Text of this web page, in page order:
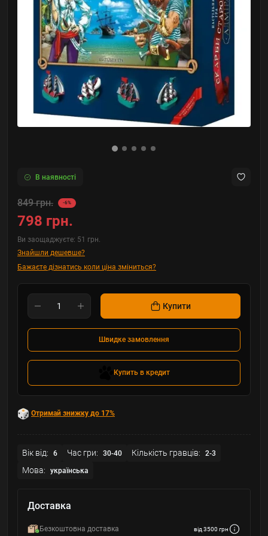
В наявності
849 грн. -6%
798 грн.
Ви заощаджуєте: 51 грн.
Знайшли дешевше?
Бажаєте дізнатись коли ціна зміниться?
Купити
Швидке замовлення
Купить в кредит
Отримай знижку до 17%
Вік від: 6 Час гри: 30-40 Кількість гравців: 2-3
Мова: українська
Доставка
Безкоштовна доставка від 3500 грн